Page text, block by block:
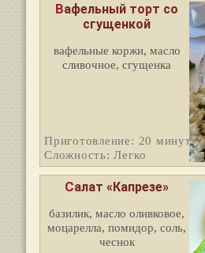
Вафельный торт со
сгущенкой
вафельные коржи, масло
сливочное, сгущенка
Приготовление: 20 минут
Сложность: Легко
Салат «Капрезе»
базилик, масло оливковое,
моцарелла, помидор, соль,
чеснок